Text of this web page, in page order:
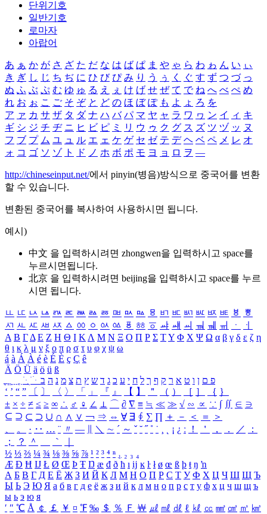
단위기호
일반기호
로마자
아랍어
あ ぁ か が さ ざ た だ な は ば ぱ ま や ゃ ら わ ゎ ん い ぃ
き ぎ し じ ち ぢ に ひ び ぴ み り う ぅ く ぐ す ず つ づ っ
ぬ ふ ぶ ぷ む ゆ ゅ る え ぇ け げ せ ぜ て で ね へ べ ぺ め
れ お ぉ こ ご そ ぞ と ど の ほ ぼ ぽ も よ ょ ろ を
ア ァ カ サ ザ タ ダ ナ ハ バ パ マ ヤ ャ ラ ワ ヮ ン イ ィ キ
ギ シ ジ チ ヂ ニ ヒ ビ ピ ミ リ ウ ゥ ク グ ス ズ ツ ヅ ッ ヌ
フ ブ プ ム ユ ュ ル エ ェ ケ ゲ セ ゼ テ デ ヘ ベ ペ メ レ オ
ォ コ ゴ ソ ゾ ト ド ノ ホ ボ ポ モ ヨ ョ ロ ヲ ―
http://chineseinput.net/에서 pinyin(병음)방식으로 중국어를 변환
할 수 있습니다.
변환된 중국어를 복사하여 사용하시면 됩니다.
예시)
中文 을 입력하시려면 zhongwen을 입력하시고 space를
누르시면됩니다.
北京 을 입력하시려면 beijing을 입력하시고 space를 누르
시면 됩니다.
ㅥ ㅦ ㅧ ㅨ ㅩ ㅪ ㅫ ㅬ ㅭ ㅮ ㅯ ㅰ ㅱ ㅲ ㅳ ㅴ ㅵ ㅶ ㅷ ㅸ
ㅹ
ㅺ ㅻ ㅼ ㅽ ㅾ ㅿ ㆀ ㆁ ㆂ ㆃ ㆄ ㆅ ㆆ ㆇ ㆈ ㆉ ㆊ ㆋ ㆌ ㆍ
ㆎ
Α Β ΓΔ Ε Ζ Η Θ Ι ΚΛ Μ Ν Ξ Ο Π Ρ Σ ΤΥ Φ Χ Ψ Ω α β γ δ ε ζ η
θ ι κ λ μ ν ξ ο π ρ σ τ υ φ χ ψ ω
á à Á À é è É È ç Ç ê
Ä Ö Ü ä ö ü ß
ִֶֹ ֻּ ׁׂ פ ם ן ו ט א ר ק ף ך ל ח י ע כ ג ד ש ץ ת צ מ נ ה ב
‘ ’ “ ” 〔 〕 〈 〉 「 」 『 』 【 】 ＂ （ ） ［ ］ ｛ ｝
± × ÷ ≠ ≤ ≥ ∞ ∴ ♂ ♀ ∠ ⊥ ⌒ ∂ ∇ ≡ ≒ ≪ ≫ √ ∽ ∝ ∵ ∫ ∬ ∈ ∋
⊆ ⊇ ⊂ ⊃ ∪ ∩ ∧ ∨ ￢ ⇒ ⇔ ∀ ∃ ∮ ∑ ∏ ＋ － ＜ ＝
＞
、
。 · ‥ … ¨ 〃 ― ＼ ∼ ´ ～ ˇ ˘ ˝ ˚ ˙ ¸ ¡ ¿ ː ！ ＇ ， ． ／
：
；
？ ＾ ｀
½ ⅓ ⅔ ¼ ¾ ⅛ ⅜ ⅝ ⅞ ¹ ² ³ ⁴ ⁿ ₁ ₂ ₃ ₄
Æ Ð Ħ Ĳ Ł Ø Œ Þ Ŧ Ŋ æ đ ð ħ ı ĳ ĸ ŀ ł ø œ ß þ ŧ ŋ ŉ
А Б В Г Д Е Ё Ж З И Й К Л М Н О П Р С Т У Ф Х Ц Ч Ш Щ Ъ
Ы Ь Э Ю Я а б в г д е ё ж з и й к л м н о п р с т у ф х ц ч ш щ ъ
ы ь э ю я
′ ″ ℃ Å ￠ ￡ ￥ ¤ ℉ ‰ ＄ ％ Ｆ ￦ ㎕ ㎖ ㎗ ℓ ㎘ ㏄ ㎣ ㎤ ㎥ ㎦